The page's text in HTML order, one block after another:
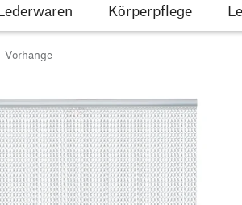
Körperpflege
Vorhänge